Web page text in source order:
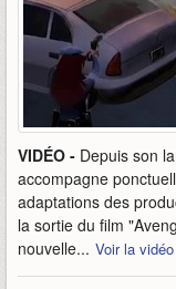
VIDÉO - Depuis son
accompagne
adaptations des
la sortie du film
nouvelle... Voir la vidéo